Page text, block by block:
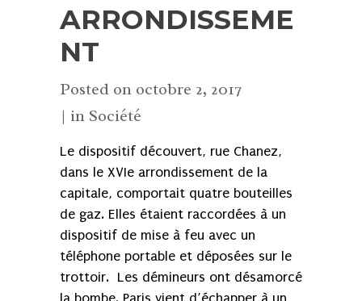
ARRONDISSEME
NT
Posted on octobre 2, 2017
in Société
Le dispositif découvert, rue Chanez,
dans le XVIe arrondissement de la
capitale, comportait quatre bouteilles
de gaz. Elles étaient raccordées à un
dispositif de mise à feu avec un
téléphone portable et déposées sur le
trottoir. Les démineurs ont désamorcé